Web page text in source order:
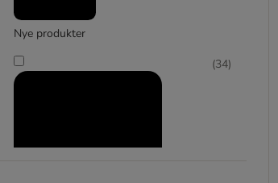
Nye produkter
(34)